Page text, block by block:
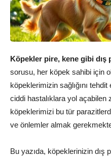
Köpekler pire, kene gibi dış
sorusu, her köpek sahibi için
köpeklerimizin sağlığını
ciddi hastalıklara yol açabilen
köpeklerimizi bu tür
ve önlemler almak
Bu yazıda, köpeklerinizin dış